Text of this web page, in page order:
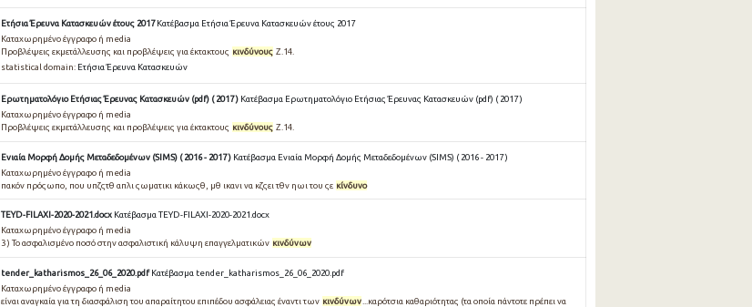
Ετήσια Έρευνα Κατασκευών έτους 2017 Κατέβασμα Ετήσια Έρευνα Κατασκευών έτους 2017
Καταχωρημένο έγγραφο ή media
Προβλέψεις εκμετάλλευσης και προβλέψεις για έκτακτους κινδύνους Z.14.
statistical domain: Ετήσια Έρευνα Κατασκευών
Ερωτηματολόγιο Ετήσιας Έρευνας Κατασκευών (pdf) ( 2017 ) Κατέβασμα Ερωτηματολόγιο Ετήσιας Έρευνας Κατασκευών (pdf) ( 2017 )
Καταχωρημένο έγγραφο ή media
Προβλέψεις εκμετάλλευσης και προβλέψεις για έκτακτους κινδύνους Z.14.
Ενιαία Μορφή Δομής Μεταδεδομένων (SIMS) ( 2016 - 2017 ) Κατέβασμα Ενιαία Μορφή Δομής Μεταδεδομένων (SIMS) ( 2016 - 2017 )
Καταχωρημένο έγγραφο ή media
πακόν πρόςωπο, που υπζςτθ απλι ςωματικι κάκωςθ, μθ ικανι να κζςει τθν ηωι του ςε κίνδυνο
TEYD-FILAXI-2020-2021.docx Κατέβασμα TEYD-FILAXI-2020-2021.docx
Καταχωρημένο έγγραφο ή media
3 ) Το ασφαλισμένο ποσό στην ασφαλιστική κάλυψη επαγγελματικών κινδύνων
tender_katharismos_26_06_2020.pdf Κατέβασμα tender_katharismos_26_06_2020.pdf
Καταχωρημένο έγγραφο ή media
είναι αναγκαία για τη διασφάλιση του απαραίτητου επιπέδου ασφάλειας έναντι των κινδύνων ...καρότσια καθαριότητας (τα οποία πάντοτε πρέπει να